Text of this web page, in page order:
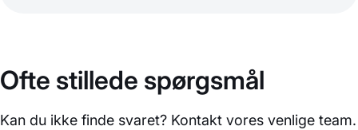
Ofte stillede spørgsmål
Kan du ikke finde svaret? Kontakt vores venlige team.